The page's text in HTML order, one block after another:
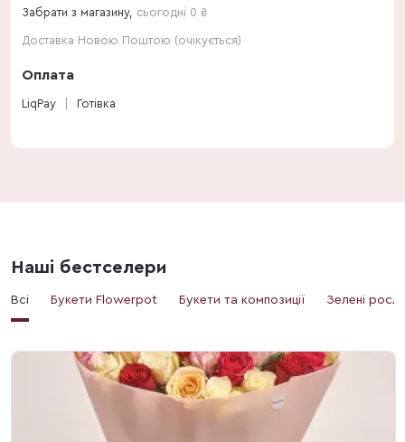
Забрати з магазину, сьогодні 0 ₴
Доставка Новою Поштою (очікується)
Оплата
LiqPay Готівка
Наші бестселери
Всі Букети Flowerpot Букети та композиції Зелені